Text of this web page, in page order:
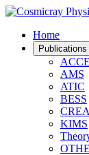
Home
Publications
AMS
ATIC
BESS
KIMS